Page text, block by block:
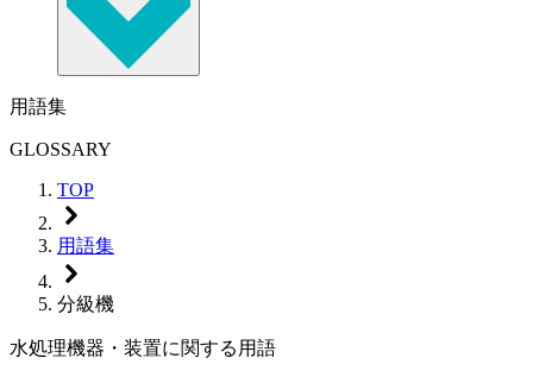
用語集
GLOSSARY
TOP
用語集
分級機
水処理機器・装置に関する用語